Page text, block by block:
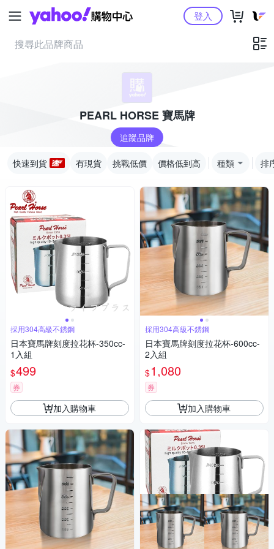
Yahoo購物中心登入
PEARL HORSE 寶馬牌
追蹤品牌
快速到貨 有現貨 挑戰低價 價格低到高 種類 排
採用304高級不銹鋼
日本寶馬牌刻度拉花杯-350cc-
1入組
$499
券
加入購物車
採用304高級不銹鋼
日本寶馬牌刻度拉花杯-600cc-
2入組
$1,080
券
加入購物車